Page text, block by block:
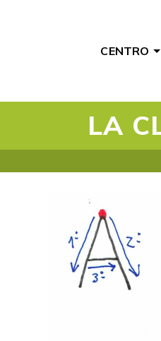
CENTRO
LA